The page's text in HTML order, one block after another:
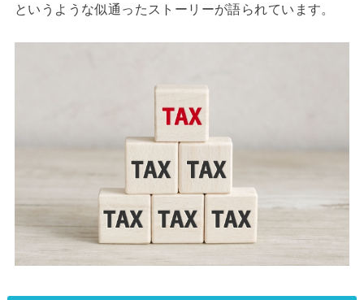
というような似通ったストーリーが語られています。